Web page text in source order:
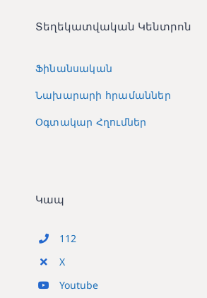
Տեղեկատվական Կենտրոն
Ֆինանսական
Նախարարի հրամաններ
Օգտակար Հղումներ
Կապ
112
X
Youtube